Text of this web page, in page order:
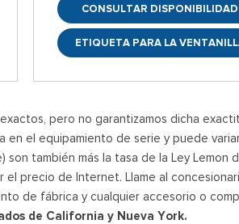
CONSULTAR DISPONIBILIDAD
ETIQUETA PARA LA
pero no garantizamos dicha
en el equipamiento de serie y puede
también más la tasa de la Ley
el precio de Internet. Llame al
de fábrica y cualquier accesorio o
de California y Nueva York.